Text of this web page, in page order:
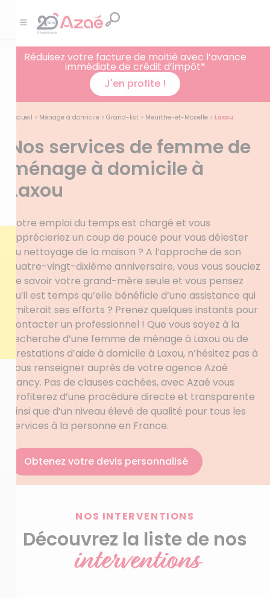
Réduisez votre facture de moitié avec l’avance
immédiate de crédit d’impôt*
J'en profite !
Accueil > Ménage à domicile > Grand-Est > Meurthe-et-Moselle > Laxou
Nos services de femme de
ménage à domicile à
Laxou
Votre emploi du temps est chargé et vous
apprécieriez un coup de pouce pour vous délester
du nettoyage de la maison ? A l’approche de son
quatre-vingt-dixième anniversaire, vous vous souciez
de savoir votre grand-mère seule et vous pensez
qu’il est temps qu’elle bénéficie d’une assistance qui
limiterait ses efforts ? Prenez quelques instants pour
contacter un professionnel ! Que vous soyez à la
recherche d’une femme de ménage à Laxou ou de
prestations d’aide à domicile à Laxou, n’hésitez pas à
vous renseigner auprès de votre agence Azaé
Nancy. Pas de clauses cachées, avec Azaé vous
profiterez d’une procédure directe et transparente
ainsi que d’un niveau élevé de qualité pour tous les
services à la personne en France.
Obtenez votre devis personnalisé
NOS INTERVENTIONS
Découvrez la liste de nos
interventions